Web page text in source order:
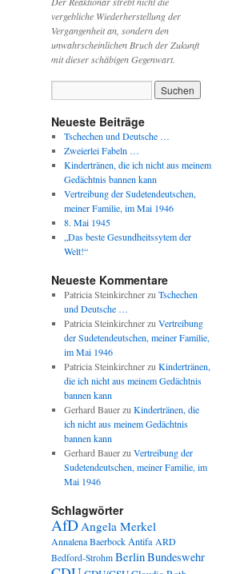
vergebliche Wiederherstellung der
Vergangenheit an, sondern den
unwahrscheinlichen Bruch der Zukunft
mit dieser schäbigen Gegenwart.
Neueste Beiträge
Tschechen und Deutsche …
Zweierlei Fabeln …
Kindertränen, die ich nicht aus meinem
Gedächtnis bannen kann
Vertreibung der Sudetendeutschen,
meiner Familie, im Mai 1946
8. Mai 1945
„Das beste Gesundheitssytem der
Welt!“
Neueste Kommentare
Patricia Steinkirchnerzu Tschechen
und Deutsche …
Patricia Steinkirchnerzu Vertreibung
der Sudetendeutschen, meiner Familie,
im Mai 1946
Patricia Steinkirchnerzu Kindertränen,
die ich nicht aus meinem Gedächtnis
bannen kann
Gerhard Bauerzu Kindertränen, die
ich nicht aus meinem Gedächtnis
bannen kann
Gerhard Bauerzu Vertreibung der
Sudetendeutschen, meiner Familie, im
Mai 1946
Schlagwörter
AfDAngela Merkel
Annalena BaerbockAntifa ARD
Bedford-Strohm BerlinBundeswehr